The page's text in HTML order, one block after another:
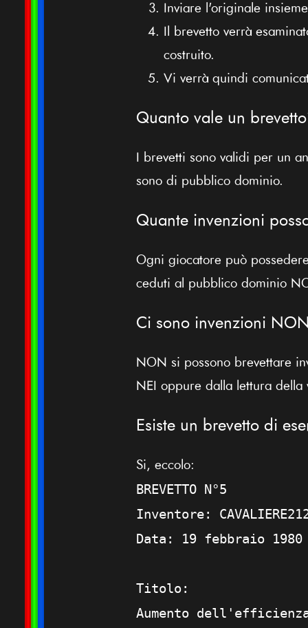
Inviare l'originale
Il brevetto verrà
costruito.
Vi verrà quindi
Quanto vale un
I brevetti sono validi per un
sono di pubblico dominio.
Quante invenzioni
Ogni giocatore può
ceduti al pubblico dominio
Ci sono invenzioni
NON si possono brevettare
NEI oppure dalla lettura della
Esiste un brevetto di
Si, eccolo:
BREVETTO N°5
Inventore:
Data: 19 febbraio 1980
Titolo:
Aumento